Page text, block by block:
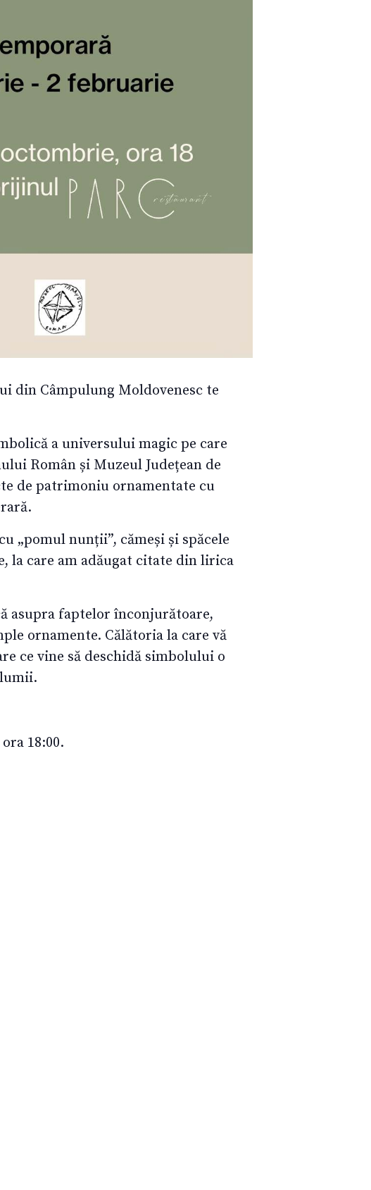
din Câmpulung Moldovenesc te
a universului magic pe care
Român și Muzeul Județean de
de patrimoniu ornamentate cu
„pomul nunții”, cămeși și spăcele
la care am adăugat citate din lirica
asupra faptelor înconjurătoare,
ornamente. Călătoria la care vă
ce vine să deschidă simbolului o
18:00.